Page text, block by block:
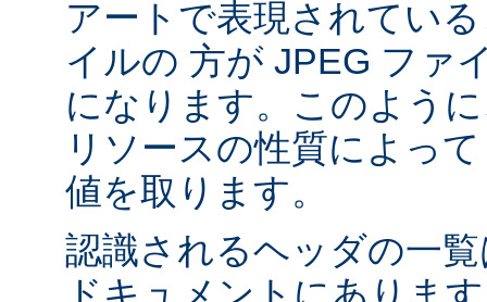
アートで表現されてい
イルの 方が JPEG ファ
になります。このよう
リソースの性質によっ
値を取ります。
認識されるヘッダの一
ドキュメントにありま